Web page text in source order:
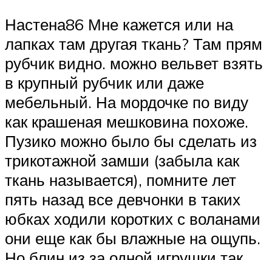
Настена86 Мне кажется или на
лапках там другая ткань? Там прям
рубчик видно. можно вельвет взять
в крупный рубчик или даже
мебельный. На мордочке по виду
как крашеная мешковина похоже.
Пузико можно было бы сделать из
трикотажной замши (забыла как
ткань называется), помните лет
пять назад все девчонки в таких
юбках ходили коротких с воланами
они еще как бы влажные на ощупь.